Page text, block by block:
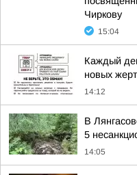
Чиркову
15:04
Каждый
новых
14:12
В
5
14:05